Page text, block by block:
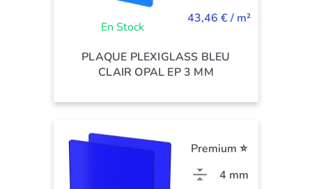
En Stock
43,46 € / m²
PLAQUE PLEXIGLASS BLEU
CLAIR OPAL EP 3 MM
Premium ⭐
4 mm